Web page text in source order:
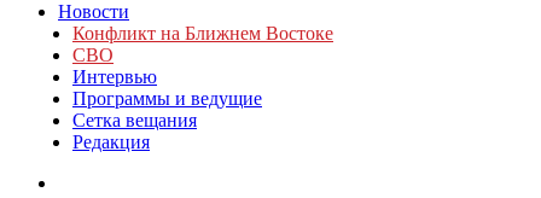
Новости
Конфликт на Ближнем Востоке
СВО
Интервью
Программы и ведущие
Сетка вещания
Редакция